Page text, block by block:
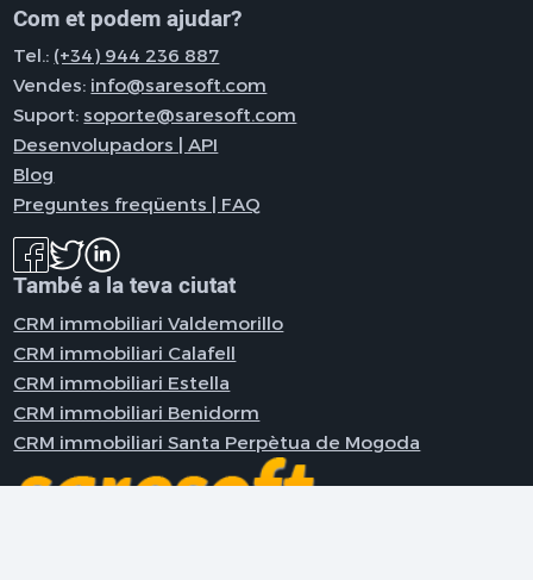
Com et podem ajudar?
Tel.: (+34) 944 236 887
Vendes: info@saresoft.com
Suport:soporte@saresoft.com
Desenvolupadors | API
Blog
Preguntes freqüents | FAQ
També a la teva ciutat
CRM immobiliari Valdemorillo
CRM immobiliari Calafell
CRM immobiliari Estella
CRM immobiliari Benidorm
CRM immobiliari Santa Perpètua de Mogoda